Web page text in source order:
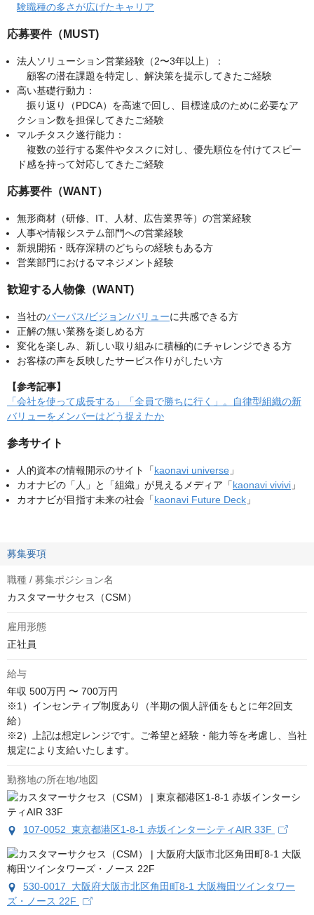
験職種の多さが広げたキャリア
応募要件（MUST)
法人ソリューション営業経験（2〜3年以上）：
顧客の潜在課題を特定し、解決策を提示してきたご経験
高い基礎行動力：
振り返り（PDCA）を高速で回し、目標達成のために必要なア
クション数を担保してきたご経験
マルチタスク遂行能力：
複数の並行する案件やタスクに対し、優先順位を付けてスピー
ド感を持って対応してきたご経験
応募要件（WANT）
無形商材（研修、IT、人材、広告業界等）の営業経験
人事や情報システム部門への営業経験
新規開拓・既存深耕のどちらの経験もある方
営業部門におけるマネジメント経験
歓迎する人物像（WANT)
当社のパーパス/ビジョン/バリューに共感できる方
正解の無い業務を楽しめる方
変化を楽しみ、新しい取り組みに積極的にチャレンジできる方
お客様の声を反映したサービス作りがしたい方
【参考記事】
「会社を使って成長する」「全員で勝ちに行く」。自律型組織の新
バリューをメンバーはどう捉えたか
参考サイト
人的資本の情報開示のサイト「kaonavi universe 」
カオナビの「人」と「組織」が見えるメディア「kaonavi vivivi 」
カオナビが目指す未来の社会「kaonavi Future Deck 」
募集要項
職種 / 募集ポジション名
カスタマーサクセス（CSM）
雇用形態
正社員
給与
年収 500万円 〜 700万円
※1）インセンティブ制度あり（半期の個人評価をもとに年2回支
給）
※2）上記は想定レンジです。ご希望と経験・能力等を考慮し、当社
規定により支給いたします。
勤務地の所在地/地図
107-0052 東京都港区1-8-1 赤坂インターシティAIR 33F
530-0017 大阪府大阪市北区角田町8-1 大阪梅田ツインタワー
ズ・ノース 22F